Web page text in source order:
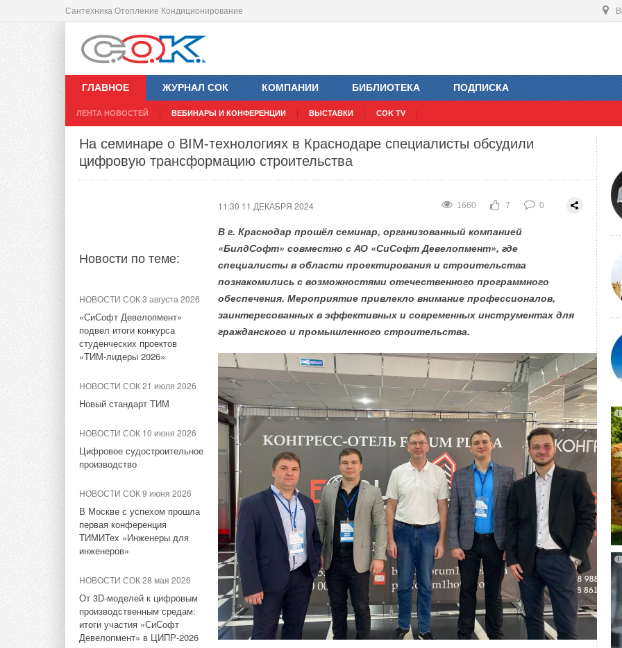
Сантехника Отопление Кондиционирование
ГЛАВНОЕ
ЛЕНТА НОВОСТЕЙ ВЕБИНАРЫ И КОНФЕРЕНЦИИ ВЫСТАВКИ COK TV
ЖУРНАЛ СОК КОМПАНИИ БИБЛИОТЕКА ПОДПИСКА
На семинаре о BIM-технологиях в Краснодаре специалисты обсудили
цифровую трансформацию строительства
1660 7 0
11:30 11 ДЕКАБРЯ 2024
Новости по теме:
НОВОСТИ СОК 3 августа 2026
«СиСофт Девелопмент»
подвел итоги конкурса
студенческих проектов
«ТИМ-лидеры 2026»
НОВОСТИ СОК 21 июля 2026
Новый стандарт ТИМ
НОВОСТИ СОК 10 июня 2026
Цифровое судостроительное
производство
НОВОСТИ СОК 9 июня 2026
В Москве с успехом прошла
первая конференция
ТИМИТех «Инженеры для
инженеров»
НОВОСТИ СОК 28 мая 2026
От 3D-моделей к цифровым
производственным средам:
итоги участия «СиСофт
Девелопмент» в ЦИПР-2026
В г. Краснодар прошёл семинар, организованный компанией
«БилдСофт» совместно с АО «СиСофт Девелопмент», где
специалисты в области проектирования и строительства
познакомились с возможностями отечественного программного
обеспечения. Мероприятие привлекло внимание профессионалов,
заинтересованных в эффективных и современных инструментах для
гражданского и промышленного строительства.
Panasonic: энергоснабжение предприятия с помощью ВИЭ и водорода
10:04 11 ДЕКАБРЯ 2024
Новости по теме:
НОВОСТИ СОК 23 июля 2026
НОВОСТИ СОК 21 июля 2026
Aquarea Cascade Edge
НОВОСТИ СОК 16 июля 2026
Panasonic объединила
мультисплит Power Heat
на R290
Panasonic открыла в
Германии
распределительный центр
НОВОСТИ СОК 15 июня 2026
Panasonic представила
новый ERV BalancedHome
210
НОВОСТИ СОК 6 апреля 2026
Panasonic создала компанию
Panasonic HVAC & CC Co.,
Ltd
Японский производитель электроники Panasonic объявил, что завершил
установку и начал испытания распределенной системы генерации
электроэнергии на заводе по производству микроволновых печей и малой
бытовой техники в Кардиффе, Великобритания. Система состоит из трёх
ключевых элементов — солнечных фотоэлектрических панелей общей
мощностью 372 кВт, аккумуляторной батареи емкостью 1 МВт*ч и 21 блока
водородных топливных элементов общей мощностью 105 кВт (по 5 кВт
каждый).
Panasonic заявил, что хочет продемонстрировать, что завод может полностью
снабжаться электроэнергией от возобновляемых источников.
Пиковая нагрузка составляет 280 кВт, а годовое потребление энергии 1 ГВт*ч.
В прошлом году на крыше предприятия была установлена солнечная
электростанция мощностью 760 кВт. Часть этой мощности будет
использоваться в новой системе.